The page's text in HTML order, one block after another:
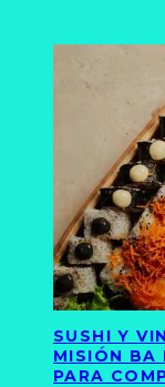
SUSHI Y
MISIÓN BA
PARA